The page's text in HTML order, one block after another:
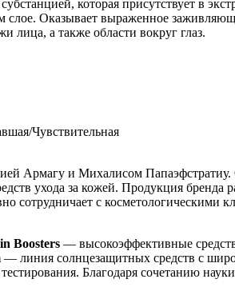
которая присутствует в
Оказывает выраженное
лица, а также области вокруг глаз.
Чувствительная
Армагу и Михалисом Папаэфстратиу.
ухода за кожей. Продукция бренда
сотрудничает с косметологическими
Boosters — высокоэффективные
— линия солнцезащитных средств с
Благодаря сочетанию